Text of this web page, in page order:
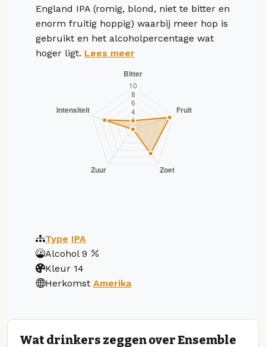
England IPA (romig, blond, niet te bitter en
enorm fruitig hoppig) waarbij meer hop is
gebruikt en het alcoholpercentage wat
hoger ligt. Lees meer
Type IPA
Alcohol 9
Kleur 14
Herkomst Amerika
Wat drinkers zeggen over Ensemble